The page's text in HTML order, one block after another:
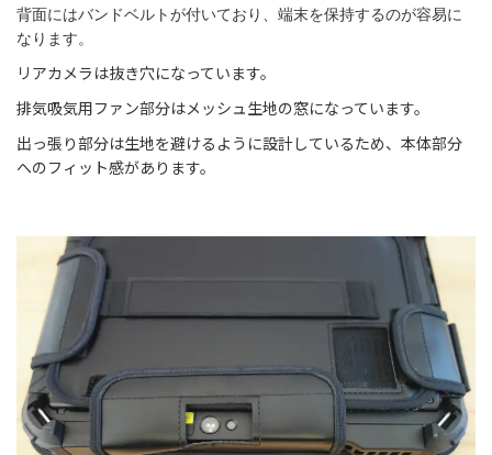
背面にはバンドベルトが付いており、端末を保持するのが容易に
なります。
リアカメラは抜き穴になっています。
排気吸気用ファン部分はメッシュ生地の窓になっています。
出っ張り部分は生地を避けるように設計しているため、本体部分
へのフィット感があります。